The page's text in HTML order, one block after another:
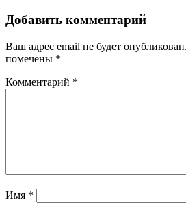
Добавить комментарий
Ваш адрес email не будет опубликован.
помечены *
Комментарий *
Имя *